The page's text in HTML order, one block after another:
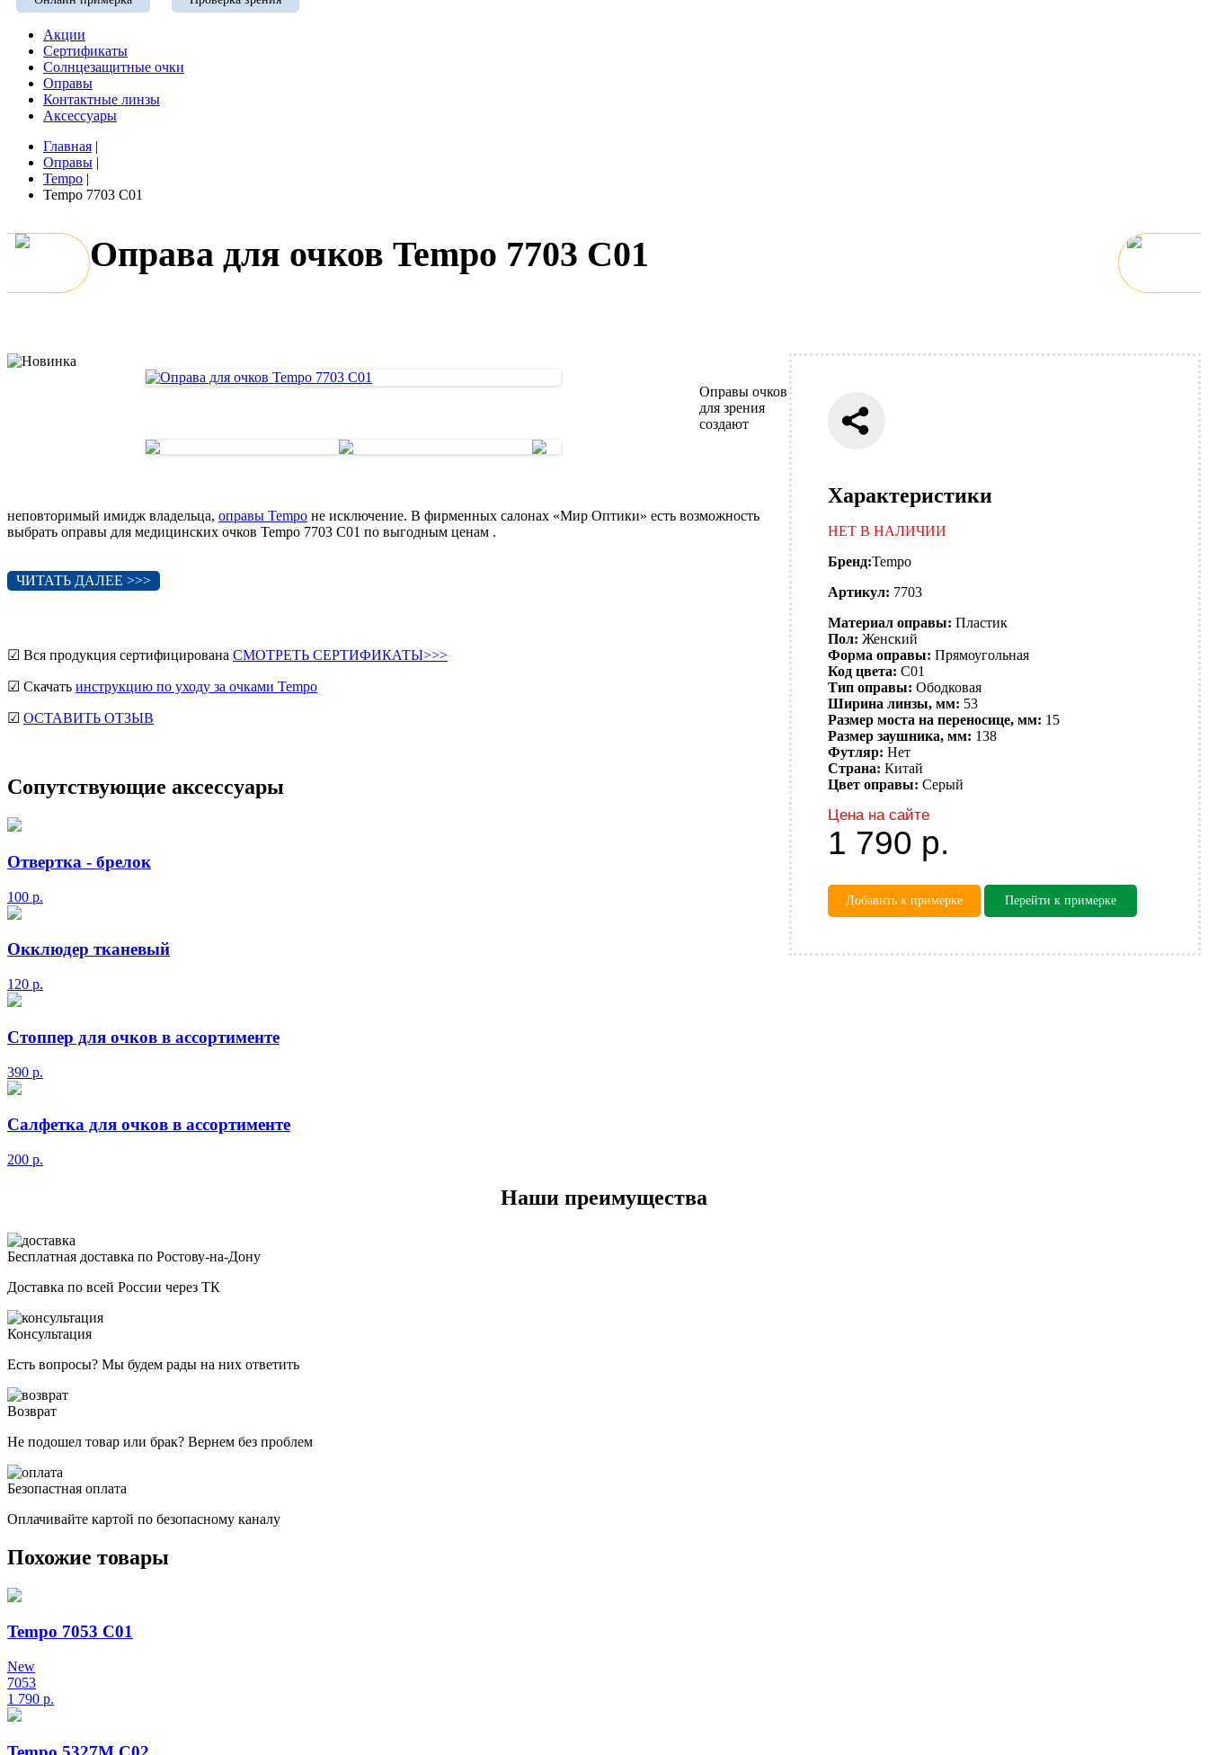
Акции
Сертификаты
Солнцезащитные очки
Оправы
Контактные линзы
Аксессуары
Главная |
Оправы |
Tempo |
Tempo 7703 C01
Оправа для очков Tempo 7703 C01
Характеристики
НЕТ В НАЛИЧИИ
Бренд:Tempo
Артикул: 7703
Материал оправы: Пластик
Пол: Женский
Форма оправы: Прямоугольная
Код цвета: C01
Тип оправы: Ободковая
Ширина линзы, мм: 53
Размер моста на переносице, мм: 15
Размер заушника, мм: 138
Футляр: Нет
Страна: Китай
Цвет оправы: Серый
Цена на сайте
1 790 р.
Добавить к примерке Перейти к примерке
Оправы очков
для зрения
создают
неповторимый имидж владельца, оправы Tempo не исключение. В фирменных салонах «Мир Оптики» есть возможность
выбрать оправы для медицинских очков Tempo 7703 C01 по выгодным ценам .
ЧИТАТЬ ДАЛЕЕ >>>
☑ Вся продукция сертифицирована СМОТРЕТЬ СЕРТИФИКАТЫ>>>
☑ Скачать инструкцию по уходу за очками Tempo
☑ ОСТАВИТЬ ОТЗЫВ
Сопутствующие аксессуары
Отвертка - брелок
100 р.
Окклюдер тканевый
120 р.
Стоппер для очков в ассортименте
390 р.
Салфетка для очков в ассортименте
200 р.
Наши преимущества
Бесплатная доставка по Ростову-на-Дону
Доставка по всей России через ТК
Консультация
Есть вопросы? Мы будем рады на них ответить
Возврат
Не подошел товар или брак? Вернем без проблем
Безопастная оплата
Оплачивайте картой по безопасному каналу
Похожие товары
Tempo 7053 C01
New
7053
1 790 р.